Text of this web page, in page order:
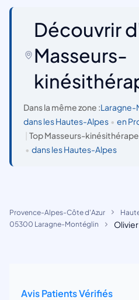
Découvrir
Masseurs-
Dans la même zone :Laragne-
dans les Hautes-Alpes • en
Top Masseurs-
• dans les Hautes-Alpes
Provence-Alpes-Côte d'Azur
05300 Laragne-Montéglin
Avis Patients Vérifiés